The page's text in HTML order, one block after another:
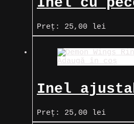
Preț: 25,00 lei
Adaugă în coș
Inel
Preț: 25,00 lei